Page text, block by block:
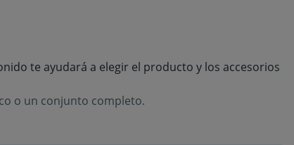
te ayudará a elegir el producto y los accesorios
o un conjunto completo.